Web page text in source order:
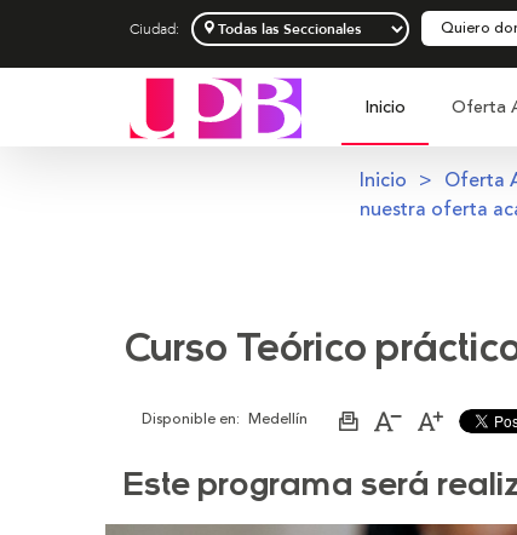
Ciudad: Quiero
Inicio Oferta
Inicio Oferta
nuestra oferta
Curso Teórico
Disponible en: Medellín
ImprimirAumentar
de
la
Disminuir
de
la
Este programa será